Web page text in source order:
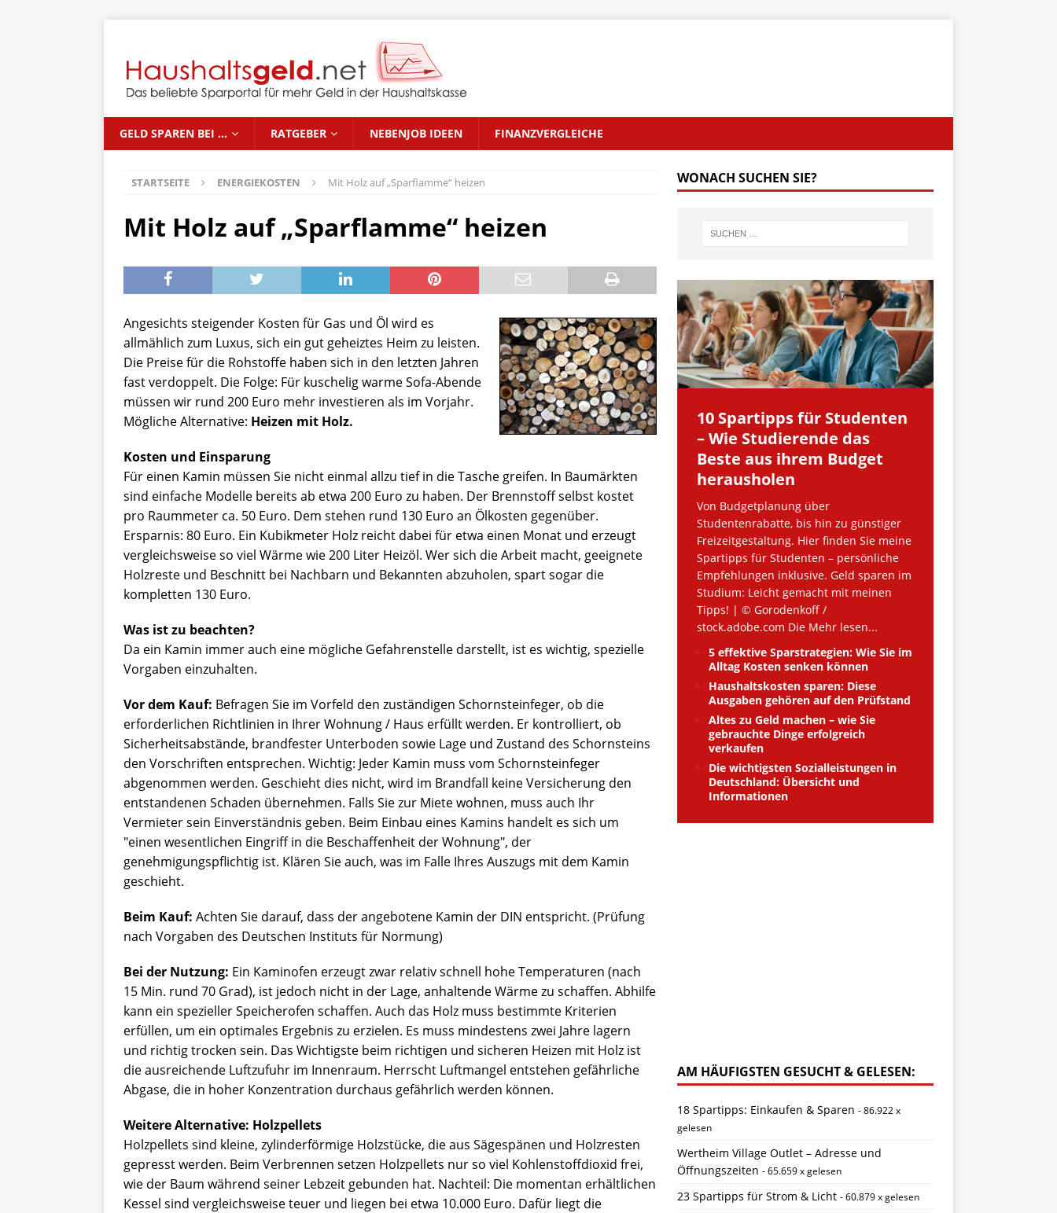
GELD SPAREN BEI … RATGEBER NEBENJOB IDEEN FINANZVERGLEICHE
STARTSEITE ENERGIEKOSTEN Mit Holz auf „Sparflamme“ heizen
Mit Holz auf „Sparflamme“ heizen
Angesichts steigender Kosten für Gas und Öl wird es
allmählich zum Luxus, sich ein gut geheiztes Heim zu leisten.
Die Preise für die Rohstoffe haben sich in den letzten Jahren
fast verdoppelt. Die Folge: Für kuschelig warme Sofa-Abende
müssen wir rund 200 Euro mehr investieren als im Vorjahr.
Mögliche Alternative: Heizen mit Holz.
Kosten und Einsparung
Für einen Kamin müssen Sie nicht einmal allzu tief in die Tasche greifen. In Baumärkten
sind einfache Modelle bereits ab etwa 200 Euro zu haben. Der Brennstoff selbst kostet
pro Raummeter ca. 50 Euro. Dem stehen rund 130 Euro an Ölkosten gegenüber.
Ersparnis: 80 Euro. Ein Kubikmeter Holz reicht dabei für etwa einen Monat und erzeugt
vergleichsweise so viel Wärme wie 200 Liter Heizöl. Wer sich die Arbeit macht, geeignete
Holzreste und Beschnitt bei Nachbarn und Bekannten abzuholen, spart sogar die
kompletten 130 Euro.
Was ist zu beachten?
Da ein Kamin immer auch eine mögliche Gefahrenstelle darstellt, ist es wichtig, spezielle
Vorgaben einzuhalten.
Vor dem Kauf: Befragen Sie im Vorfeld den zuständigen Schornsteinfeger, ob die
erforderlichen Richtlinien in Ihrer Wohnung / Haus erfüllt werden. Er kontrolliert, ob
Sicherheitsabstände, brandfester Unterboden sowie Lage und Zustand des Schornsteins
den Vorschriften entsprechen. Wichtig: Jeder Kamin muss vom Schornsteinfeger
abgenommen werden. Geschieht dies nicht, wird im Brandfall keine Versicherung den
entstandenen Schaden übernehmen. Falls Sie zur Miete wohnen, muss auch Ihr
Vermieter sein Einverständnis geben. Beim Einbau eines Kamins handelt es sich um
"einen wesentlichen Eingriff in die Beschaffenheit der Wohnung", der
genehmigungspflichtig ist. Klären Sie auch, was im Falle Ihres Auszugs mit dem Kamin
geschieht.
Beim Kauf: Achten Sie darauf, dass der angebotene Kamin der DIN entspricht. (Prüfung
nach Vorgaben des Deutschen Instituts für Normung)
Bei der Nutzung: Ein Kaminofen erzeugt zwar relativ schnell hohe Temperaturen (nach
15 Min. rund 70 Grad), ist jedoch nicht in der Lage, anhaltende Wärme zu schaffen. Abhilfe
kann ein spezieller Speicherofen schaffen. Auch das Holz muss bestimmte Kriterien
erfüllen, um ein optimales Ergebnis zu erzielen. Es muss mindestens zwei Jahre lagern
und richtig trocken sein. Das Wichtigste beim richtigen und sicheren Heizen mit Holz ist
die ausreichende Luftzufuhr im Innenraum. Herrscht Luftmangel entstehen gefährliche
Abgase, die in hoher Konzentration durchaus gefährlich werden können.
Weitere Alternative: Holzpellets
Holzpellets sind kleine, zylinderförmige Holzstücke, die aus Sägespänen und Holzresten
gepresst werden. Beim Verbrennen setzen Holzpellets nur so viel Kohlenstoffdioxid frei,
wie der Baum während seiner Lebzeit gebunden hat. Nachteil: Die momentan erhältlichen
Kessel sind vergleichsweise teuer und liegen bei etwa 10.000 Euro. Dafür liegt die
WONACH SUCHEN SIE?
10 Spartipps für Studenten
– Wie Studierende das
Beste aus ihrem Budget
herausholen
Von Budgetplanung über
Studentenrabatte, bis hin zu günstiger
Freizeitgestaltung. Hier finden Sie meine
Spartipps für Studenten – persönliche
Empfehlungen inklusive. Geld sparen im
Studium: Leicht gemacht mit meinen
Tipps! | © Gorodenkoff /
stock.adobe.com Die Mehr lesen...
5 effektive Sparstrategien: Wie Sie im
Alltag Kosten senken können
Haushaltskosten sparen: Diese
Ausgaben gehören auf den Prüfstand
Altes zu Geld machen – wie Sie
gebrauchte Dinge erfolgreich
verkaufen
Die wichtigsten Sozialleistungen in
Deutschland: Übersicht und
Informationen
AM HÄUFIGSTEN GESUCHT & GELESEN:
18 Spartipps: Einkaufen & Sparen - 86.922 x
gelesen
Wertheim Village Outlet – Adresse und
Öffnungszeiten - 65.659 x gelesen
23 Spartipps für Strom & Licht - 60.879 x gelesen